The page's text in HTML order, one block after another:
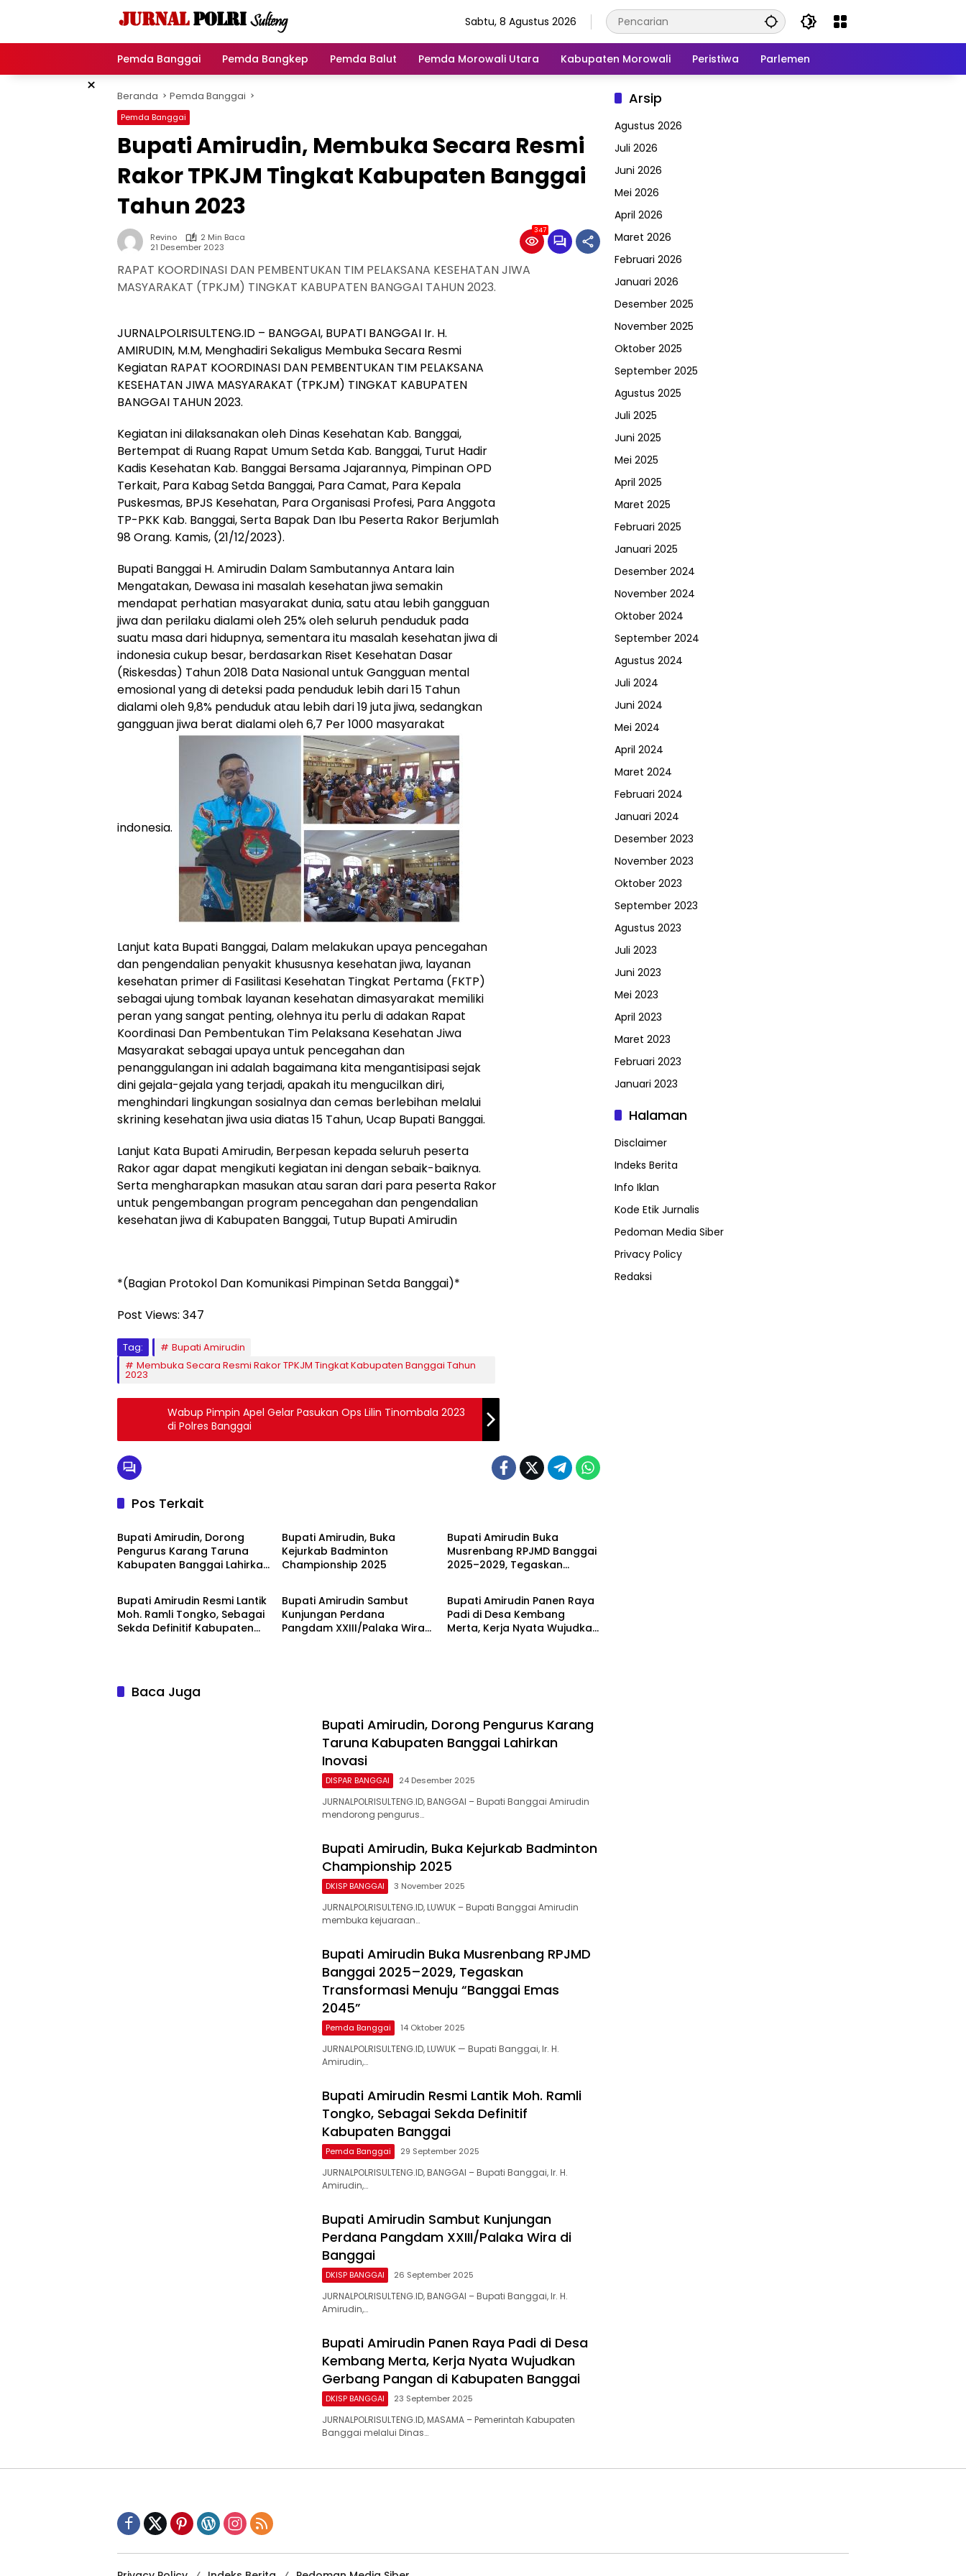
Sabtu, 8 Agustus 2026
Pemda Banggai Pemda Bangkep Pemda Balut Pemda Morowali Utara Kabupaten Morowali Peristiwa Parlemen
× Beranda Pemda Banggai
Pemda Banggai
Bupati Amirudin, Membuka Secara Resmi
Rakor TPKJM Tingkat Kabupaten Banggai
Tahun 2023
Revino
2 Min Baca
21 Desember 2023
347
RAPAT KOORDINASI DAN PEMBENTUKAN TIM PELAKSANA KESEHATAN JIWA
MASYARAKAT (TPKJM) TINGKAT KABUPATEN BANGGAI TAHUN 2023.
JURNALPOLRISULTENG.ID – BANGGAI, BUPATI BANGGAI Ir. H.
AMIRUDIN, M.M, Menghadiri Sekaligus Membuka Secara Resmi
Kegiatan RAPAT KOORDINASI DAN PEMBENTUKAN TIM PELAKSANA
KESEHATAN JIWA MASYARAKAT (TPKJM) TINGKAT KABUPATEN
BANGGAI TAHUN 2023.
Kegiatan ini dilaksanakan oleh Dinas Kesehatan Kab. Banggai,
Bertempat di Ruang Rapat Umum Setda Kab. Banggai, Turut Hadir
Kadis Kesehatan Kab. Banggai Bersama Jajarannya, Pimpinan OPD
Terkait, Para Kabag Setda Banggai, Para Camat, Para Kepala
Puskesmas, BPJS Kesehatan, Para Organisasi Profesi, Para Anggota
TP-PKK Kab. Banggai, Serta Bapak Dan Ibu Peserta Rakor Berjumlah
98 Orang. Kamis, (21/12/2023).
Bupati Banggai H. Amirudin Dalam Sambutannya Antara lain
Mengatakan, Dewasa ini masalah kesehatan jiwa semakin
mendapat perhatian masyarakat dunia, satu atau lebih gangguan
jiwa dan perilaku dialami oleh 25% oleh seluruh penduduk pada
suatu masa dari hidupnya, sementara itu masalah kesehatan jiwa di
indonesia cukup besar, berdasarkan Riset Kesehatan Dasar
(Riskesdas) Tahun 2018 Data Nasional untuk Gangguan mental
emosional yang di deteksi pada penduduk lebih dari 15 Tahun
dialami oleh 9,8% penduduk atau lebih dari 19 juta jiwa, sedangkan
gangguan jiwa berat dialami oleh 6,7 Per 1000 masyarakat
indonesia.
Lanjut kata Bupati Banggai, Dalam melakukan upaya pencegahan
dan pengendalian penyakit khususnya kesehatan jiwa, layanan
kesehatan primer di Fasilitasi Kesehatan Tingkat Pertama (FKTP)
sebagai ujung tombak layanan kesehatan dimasyarakat memiliki
peran yang sangat penting, olehnya itu perlu di adakan Rapat
Koordinasi Dan Pembentukan Tim Pelaksana Kesehatan Jiwa
Masyarakat sebagai upaya untuk pencegahan dan
penanggulangan ini adalah bagaimana kita mengantisipasi sejak
dini gejala-gejala yang terjadi, apakah itu mengucilkan diri,
menghindari lingkungan sosialnya dan cemas berlebihan melalui
skrining kesehatan jiwa usia diatas 15 Tahun, Ucap Bupati Banggai.
Lanjut Kata Bupati Amirudin, Berpesan kepada seluruh peserta
Rakor agar dapat mengikuti kegiatan ini dengan sebaik-baiknya.
Serta mengharapkan masukan atau saran dari para peserta Rakor
untuk pengembangan program pencegahan dan pengendalian
kesehatan jiwa di Kabupaten Banggai, Tutup Bupati Amirudin
*(Bagian Protokol Dan Komunikasi Pimpinan Setda Banggai)*
Post Views: 347
Tag:
Bupati Amirudin
Membuka Secara Resmi Rakor TPKJM Tingkat Kabupaten Banggai Tahun
2023
Wabup Pimpin Apel Gelar Pasukan Ops Lilin Tinombala 2023
di Polres Banggai
Pos Terkait
DISPAR BANGGAI
Bupati Amirudin, Dorong
Pengurus Karang Taruna
Kabupaten Banggai Lahirkan
Bupati Amirudin, Buka
Kejurkab Badminton
Championship 2025
Bupati Amirudin Buka
Musrenbang RPJMD Banggai
2025–2029, Tegaskan
Pemda Banggai
Bupati Amirudin Resmi Lantik
Moh. Ramli Tongko, Sebagai
Sekda Definitif Kabupaten
DKISP BANGGAI
Bupati Amirudin Sambut
Kunjungan Perdana
Pangdam XXIII/Palaka Wira
DKISP BANGGAI
Bupati Amirudin Panen Raya
Padi di Desa Kembang
Merta, Kerja Nyata Wujudkan
Baca Juga
Bupati Amirudin, Dorong Pengurus Karang
Taruna Kabupaten Banggai Lahirkan
Inovasi
DISPAR BANGGAI 24 Desember 2025
JURNALPOLRISULTENG.ID, BANGGAI – Bupati Banggai Amirudin
mendorong pengurus…
Bupati Amirudin, Buka Kejurkab Badminton
Championship 2025
DKISP BANGGAI 3 November 2025
JURNALPOLRISULTENG.ID, LUWUK – Bupati Banggai Amirudin
membuka kejuaraan…
Bupati Amirudin Buka Musrenbang RPJMD
Banggai 2025–2029, Tegaskan
Transformasi Menuju “Banggai Emas
2045”
Pemda Banggai 14 Oktober 2025
JURNALPOLRISULTENG.ID, LUWUK — Bupati Banggai, Ir. H.
Amirudin,…
Bupati Amirudin Resmi Lantik Moh. Ramli
Tongko, Sebagai Sekda Definitif
Kabupaten Banggai
Pemda Banggai 29 September 2025
JURNALPOLRISULTENG.ID, BANGGAI – Bupati Banggai, Ir. H.
Amirudin,…
Bupati Amirudin Sambut Kunjungan
Perdana Pangdam XXIII/Palaka Wira di
Banggai
DKISP BANGGAI 26 September 2025
JURNALPOLRISULTENG.ID, BANGGAI – Bupati Banggai, Ir. H.
Amirudin,…
Bupati Amirudin Panen Raya Padi di Desa
Kembang Merta, Kerja Nyata Wujudkan
Gerbang Pangan di Kabupaten Banggai
DKISP BANGGAI 23 September 2025
JURNALPOLRISULTENG.ID, MASAMA – Pemerintah Kabupaten
Banggai melalui Dinas…
Arsip
Agustus 2026
Juli 2026
Juni 2026
Mei 2026
April 2026
Maret 2026
Februari 2026
Januari 2026
Desember 2025
November 2025
Oktober 2025
September 2025
Agustus 2025
Juli 2025
Juni 2025
Mei 2025
April 2025
Maret 2025
Februari 2025
Januari 2025
Desember 2024
November 2024
Oktober 2024
September 2024
Agustus 2024
Juli 2024
Juni 2024
Mei 2024
April 2024
Maret 2024
Februari 2024
Januari 2024
Desember 2023
November 2023
Oktober 2023
September 2023
Agustus 2023
Juli 2023
Juni 2023
Mei 2023
April 2023
Maret 2023
Februari 2023
Januari 2023
Halaman
Disclaimer
Indeks Berita
Info Iklan
Kode Etik Jurnalis
Pedoman Media Siber
Privacy Policy
Redaksi